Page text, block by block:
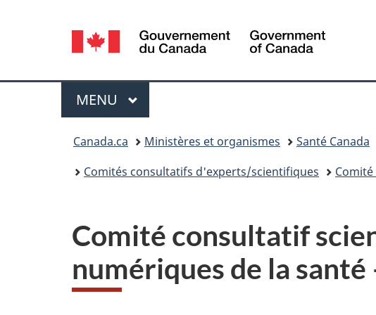
Sélection
de
la
langue
Canada
Menu
MENU PRINCIPAL
Canada.ca Ministères et organismes Santé Canada
Comités consultatifs d'experts/scientifiques
Comité consultatif
numériques de la